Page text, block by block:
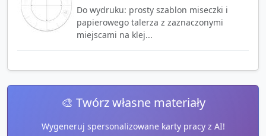
Do wydruku: prosty szablon miseczki i
papierowego talerza z zaznaczonymi
miejscami na klej...
🎨 Twórz własne materiały
Wygeneruj spersonalizowane karty pracy z AI!